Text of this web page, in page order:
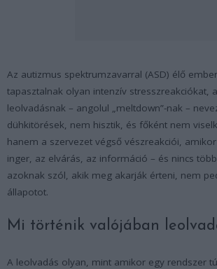
Az autizmus spektrumzavarral (ASD) élő
tapasztalnak olyan intenzív stresszreakciókat,
leolvadásnak – angolul „meltdown”-nak –
dühkitörések, nem hisztik, és főként nem
hanem a szervezet végső vészreakciói,
inger, az elvárás, az információ – és nincs
azoknak szól, akik meg akarják érteni, nem
állapotot.
Mi történik valójában
A leolvadás olyan, mint amikor egy rendszer